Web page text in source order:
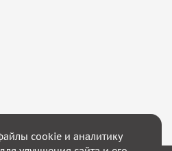
cookie и аналитику